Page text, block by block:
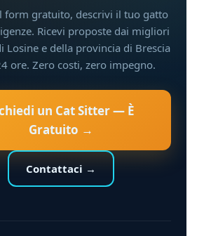
form gratuito, descrivi il tuo gatto
Ricevi proposte dai migliori
Losine e della provincia di Brescia
ore. Zero costi, zero impegno.
un Cat Sitter — È
Gratuito →
Contattaci →